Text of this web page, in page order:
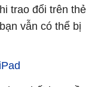
trao đổi trên thẻ
vẫn có thể bị